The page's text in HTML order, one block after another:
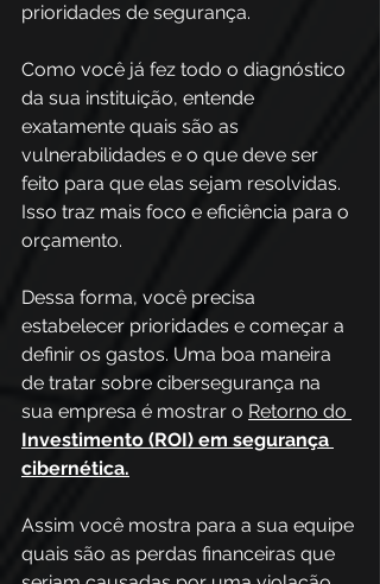
prioridades de segurança.
Como você já fez todo o diagnóstico
da sua instituição, entende
exatamente quais são as
vulnerabilidades e o que deve ser
feito para que elas sejam resolvidas.
Isso traz mais foco e eficiência para o
orçamento.
Dessa forma, você precisa
estabelecer prioridades e começar a
definir os gastos. Uma boa maneira
de tratar sobre cibersegurança na
sua empresa é mostrar o Retorno do
Investimento (ROI) em segurança
cibernética.
Assim você mostra para a sua equipe
quais são as perdas financeiras que